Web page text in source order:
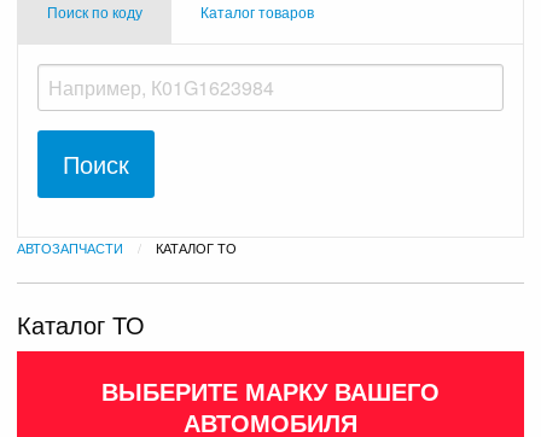
Поиск по коду Каталог товаров
АВТОЗАПЧАСТИ ТЕКУЩАЯ:
КАТАЛОГ ТО
Каталог ТО
ВЫБЕРИТЕ МАРКУ ВАШЕГО
АВТОМОБИЛЯ